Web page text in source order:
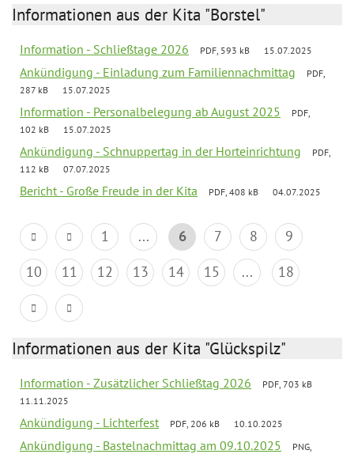
Informationen aus der Kita "Borstel"
Information - Schließtage 2026 PDF, 593 kB 15.07.2025
Ankündigung - Einladung zum Familiennachmittag
PDF,
287 kB
15.07.2025
Information - Personalbelegung ab August 2025
PDF,
102 kB
15.07.2025
Ankündigung - Schnuppertag in der Horteinrichtung
PDF,
112 kB
07.07.2025
Bericht - Große Freude in der Kita PDF, 408 kB 04.07.2025
1 ... 6 7 8
9
10
11 12 13 14 15 ... 18
Informationen aus der Kita "Glückspilz"
Information - Zusätzlicher Schließtag 2026
PDF, 703 kB
11.11.2025
Ankündigung - Lichterfest PDF, 206 kB 10.10.2025
Ankündigung - Bastelnachmittag am 09.10.2025
PNG,